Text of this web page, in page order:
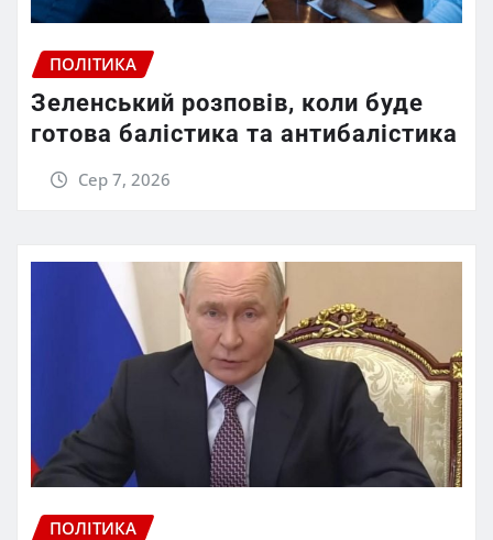
ПОЛІТИКА
Зеленський розповів, коли буде
готова балістика та антибалістика
Сер 7, 2026
ПОЛІТИКА